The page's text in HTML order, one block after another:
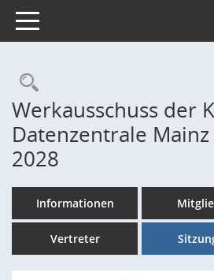
Toggle navigation
Rechercheauswahl
Werkausschuss der
Datenzentrale
2028
Informationen
Vertreter